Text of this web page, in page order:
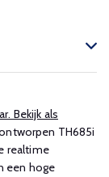
Bekijk als
TH685i
realtime
een hoge